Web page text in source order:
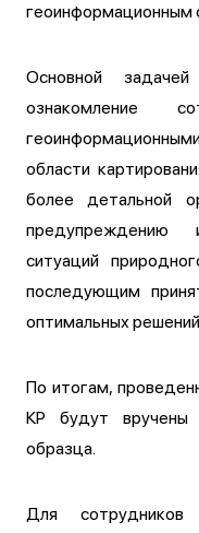
геоинформационным
Основной
области
более детальной
предупреждению
ситуаций
последующим
оптимальных
По итогам,
КР будут вручены
образца.
Для